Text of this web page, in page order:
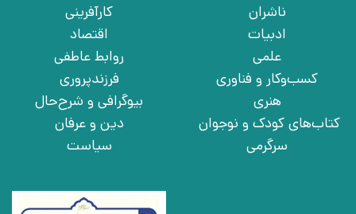
ناشران
ادبیات
علمی
کسب‌وکار و فناوری
هنری
کتاب‌های کودک و نوجوان
سرگرمی
کارآفرینی
اقتصاد
روابط عاطفی
فرزندپروری
بیوگرافی و شرح‌حال
دین و عرفان
سیاست